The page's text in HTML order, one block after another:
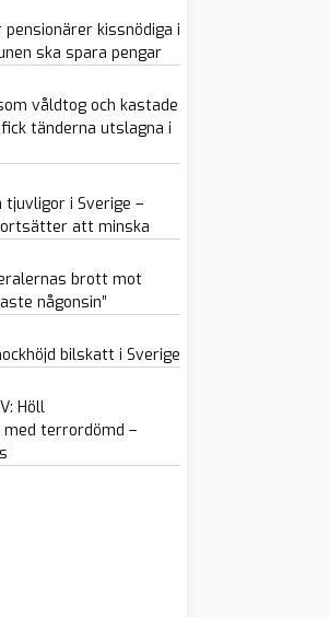
kissnödiga i
ska spara pengar
våldtog och kastade
tänderna utslagna i
i Sverige –
att minska
brott mot
någonsin”
bilskatt i Sverige
Höll
terrordömd –